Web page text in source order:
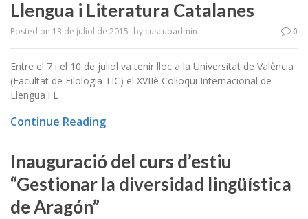
Llengua i Literatura Catalanes
Posted on 13 de juliol de 2015 by cuscubadmin 0
Entre el 7 i el 10 de juliol va tenir lloc a la Universitat de València
(Facultat de Filologia TIC) el XVIIè Col·loqui Internacional de
Llengua i L
Continue Reading
Inauguració del curs d’estiu
“Gestionar la diversidad lingüística
de Aragón”